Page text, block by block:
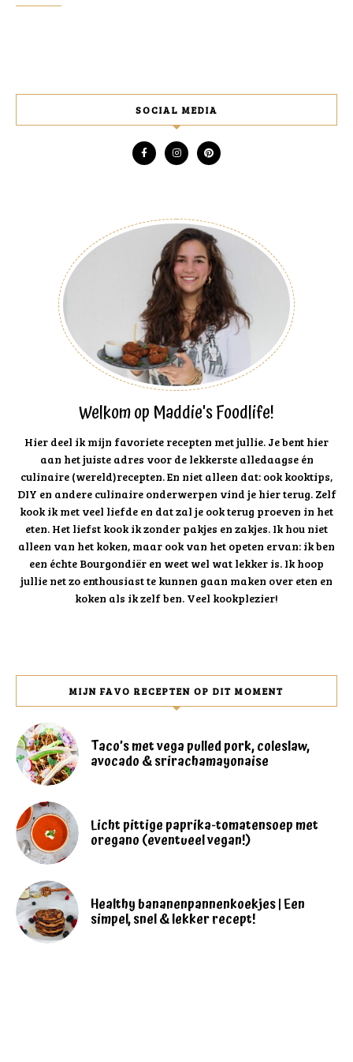
SOCIAL MEDIA
Welkom op Maddie's Foodlife!
Hier deel ik mijn favoriete recepten met jullie. Je bent hier
aan het juiste adres voor de lekkerste alledaagse én
culinaire (wereld)recepten. En niet alleen dat: ook kooktips,
DIY en andere culinaire onderwerpen vind je hier terug. Zelf
kook ik met veel liefde en dat zal je ook terug proeven in het
eten. Het liefst kook ik zonder pakjes en zakjes. Ik hou niet
alleen van het koken, maar ook van het opeten ervan: ik ben
een échte Bourgondiër en weet wel wat lekker is. Ik hoop
jullie net zo enthousiast te kunnen gaan maken over eten en
koken als ik zelf ben. Veel kookplezier!
MIJN FAVO RECEPTEN OP DIT MOMENT
Taco’s met vega pulled pork, coleslaw,
avocado & srirachamayonaise
Licht pittige paprika-tomatensoep met
oregano (eventueel vegan!)
Healthy bananenpannenkoekjes | Een
simpel, snel & lekker recept!